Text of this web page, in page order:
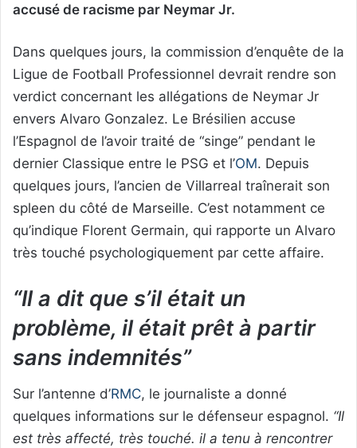
accusé de racisme par Neymar Jr.
Dans quelques jours, la commission d’enquête de la
Ligue de Football Professionnel devrait rendre son
verdict concernant les allégations de Neymar Jr
envers Alvaro Gonzalez. Le Brésilien accuse
l’Espagnol de l’avoir traité de “singe” pendant le
dernier Classique entre le PSG et l’OM. Depuis
quelques jours, l’ancien de Villarreal traînerait son
spleen du côté de Marseille. C’est notamment ce
qu’indique Florent Germain, qui rapporte un Alvaro
très touché psychologiquement par cette affaire.
“Il a dit que s’il était un
problème, il était prêt à partir
sans indemnités”
Sur l’antenne d’RMC, le journaliste a donné
quelques informations sur le défenseur espagnol. “Il
est très affecté, très touché. il a tenu à rencontrer